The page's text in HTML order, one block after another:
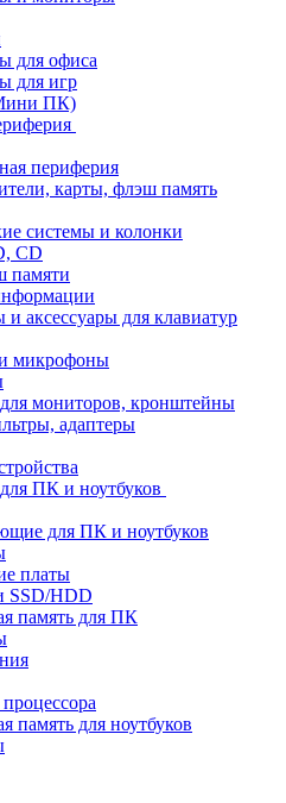
для офиса
для игр
ПК)
периферия
карты, флэш память
системы и колонки
CD
памяти
и аксессуары для клавиатур
микрофоны
мониторов, кронштейны
адаптеры
ПК и ноутбуков
для ПК и ноутбуков
платы
SSD/HDD
память для ПК
память для ноутбуков